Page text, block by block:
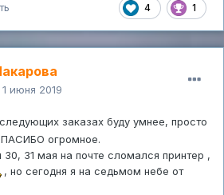
4 1
1 июня 2019
заказах буду умнее, просто
огромное.
31 мая на почте сломался принтер ,
, но сегодня я на седьмом небе от